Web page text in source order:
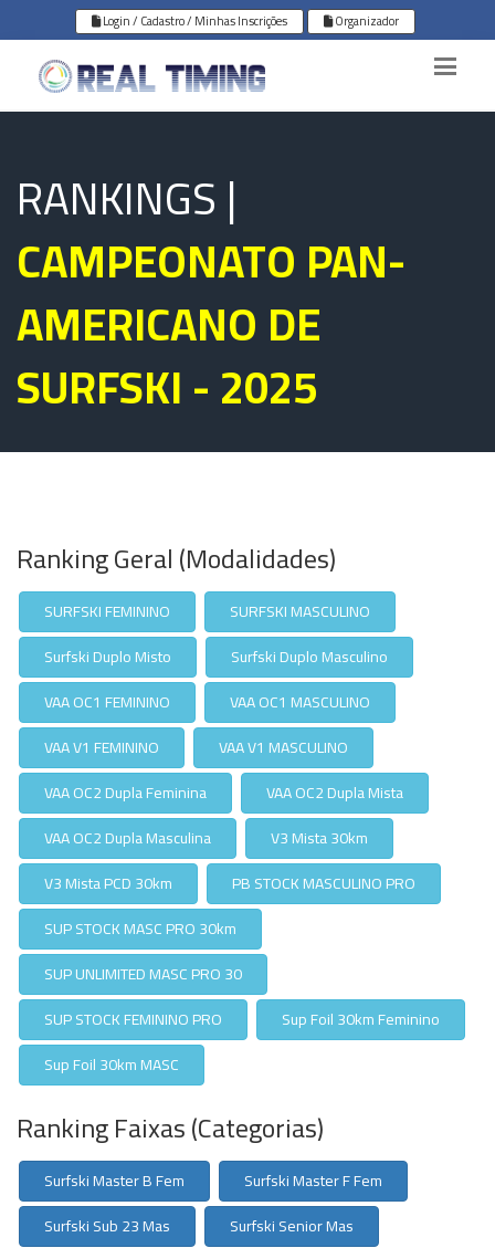
Login / Cadastro / Minhas Inscrições Organizador
RANKINGS |
CAMPEONATO PAN-
AMERICANO DE
SURFSKI - 2025
Ranking Geral (Modalidades)
SURFSKI FEMININO
SURFSKI MASCULINO
Surfski Duplo Misto
Surfski Duplo Masculino
VAA OC1 FEMININO
VAA OC1 MASCULINO
VAA V1 FEMININO
VAA V1 MASCULINO
VAA OC2 Dupla Feminina
VAA OC2 Dupla Mista
VAA OC2 Dupla Masculina
V3 Mista 30km
V3 Mista PCD 30km
PB STOCK MASCULINO PRO
SUP STOCK MASC PRO 30km
SUP UNLIMITED MASC PRO 30
SUP STOCK FEMININO PRO
Sup Foil 30km Feminino
Sup Foil 30km MASC
Ranking Faixas (Categorias)
Surfski Master B Fem
Surfski Master F Fem
Surfski Sub 23 Mas
Surfski Senior Mas